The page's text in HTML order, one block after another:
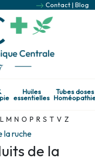
Contact| Blog
Huiles
essentielles
Tubes doses
L M N O P R S T V Z
la ruche
de la